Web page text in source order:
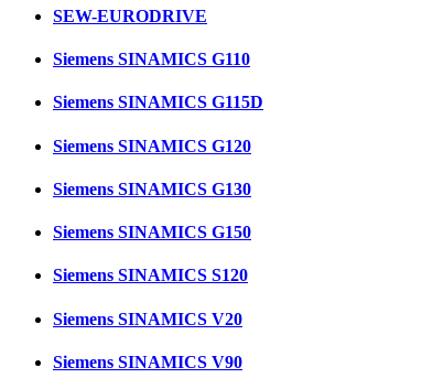
SEW-EURODRIVE
Siemens SINAMICS G110
Siemens SINAMICS G115D
Siemens SINAMICS G120
Siemens SINAMICS G130
Siemens SINAMICS G150
Siemens SINAMICS S120
Siemens SINAMICS V20
Siemens SINAMICS V90